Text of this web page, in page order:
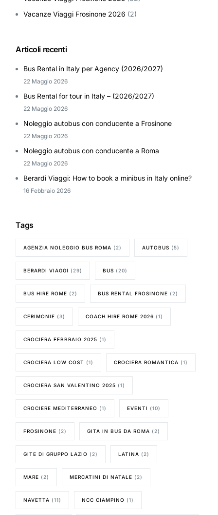
Vacanze Viaggi Frosinone 2026 (2)
Articoli recenti
Bus Rental in Italy per Agency (2026/2027)
22 Maggio 2026
Bus Rental for tour in Italy – (2026/2027)
22 Maggio 2026
Noleggio autobus con conducente a Frosinone
22 Maggio 2026
Noleggio autobus con conducente a Roma
22 Maggio 2026
Berardi Viaggi: How to book a minibus in Italy online?
16 Febbraio 2026
Tags
AGENZIA NOLEGGIO BUS ROMA (2) AUTOBUS (5)
BERARDI VIAGGI (29) BUS (20)
BUS HIRE ROME (2) BUS RENTAL FROSINONE (2)
CERIMONIE (3) COACH HIRE ROME 2026 (1)
CROCIERA FEBBRAIO 2025 (1)
CROCIERA LOW COST (1) CROCIERA ROMANTICA (1)
CROCIERA SAN VALENTINO 2025 (1)
CROCIERE MEDITERRANEO (1) EVENTI (10)
FROSINONE (2) GITA IN BUS DA ROMA (2)
GITE DI GRUPPO LAZIO (2) LATINA (2)
MARE (2) MERCATINI DI NATALE (2)
NAVETTA (11) NCC CIAMPINO (1)